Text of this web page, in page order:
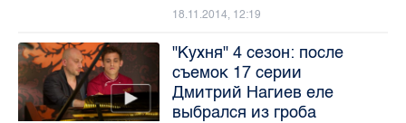
18.11.2014, 12:19
"Кухня" 4 сезон: после
съемок 17 серии
Дмитрий Нагиев еле
выбрался из гроба